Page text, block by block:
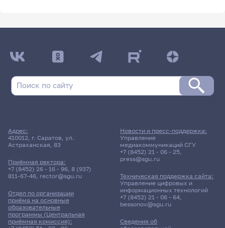
Адрес:
410012, г. Саратов, ул.
Астраханская, 83
Приёмная ректора:
+7 (8452) 26 - 16 - 96, 8 (937)
811-67-46, rector@sgu.ru
Отдел по организации
приёма на основные
образовательные
программы (Центральная
приёмная комиссия):
Сведения об
Новости и пресс-поддержка:
Управление
медиакоммуникаций СГУ
+7 (8452) 21 - 06 - 25,
press@sgu.ru
Техническая поддержка сайта:
Управление цифровых и
информационных технологий
+7 (8452) 21 - 06 - 64,
bessonov@sgu.ru